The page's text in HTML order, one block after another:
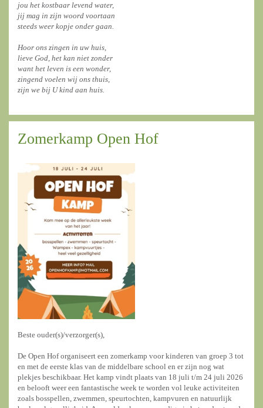
jou het kostbaar levend water,
jij mag in zijn woord voortaan
steeds weer kopje onder gaan.
Hoor ons zingen in uw huis,
lieve God, het kan niet zonder
want het leven is een wonder,
zingend voelen wij ons thuis,
zijn we bij U kind aan huis.
Zomerkamp Open Hof
Beste ouder(s)/verzorger(s),
De Open Hof organiseert een zomerkamp voor kinderen van groep 3 tot
en met de eerste klas van de middelbare school en er zijn nog wat
plekjes beschikbaar. Het kamp vindt plaats van 18 juli t/m 24 juli 2026
en belooft weer een fantastische week te worden vol leuke activiteiten
zoals bosspellen, zwemmen, speurtochten, kampvuren en natuurlijk